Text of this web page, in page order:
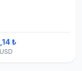
₺